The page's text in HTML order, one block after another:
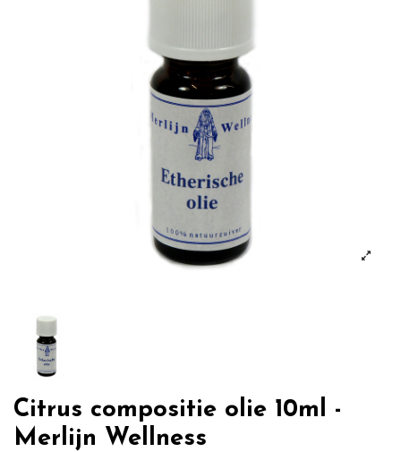
Citrus compositie olie 10ml -
Merlijn Wellness